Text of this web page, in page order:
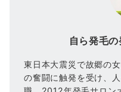
自ら発毛
東日本大震災で故郷の
の奮闘に触発を受け、